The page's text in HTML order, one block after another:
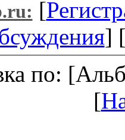
[
]
по:
[